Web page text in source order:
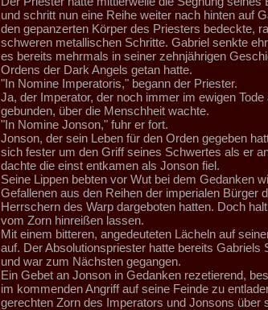
und schritt nun eine Reihe weiter nach hinten auf
den gepanzerten Körper des Priesters bedeckte,
schweren metallischen Schritte. Gabriel senkte
es bereits mehrmals in seiner zehnjährigen
Ordens der Dark Angels getan hatte.
"In Nomine Imperatoris," begann der Priester.
Ja, der Imperator, der noch immer im ewigen Tode
gebunden, über die Menschheit wachte.
"In Nomine Jonson," fuhr er fort.
Jonson, der sein Leben für den Orden gegeben
sich fester um den Griff seines Schwertes als er
dachte die einst entkamen als Jonson fiel.
Seine Lippen bebten vor Wut bei dem Gedanken
Gefallenen aus den Reihen der imperialen Bürger
Herrschern des Warp dargeboten hatten. Doch
vom Zorn hinreißen lassen.
Mit einem bitteren, angedeuteten Lächeln auf
auf. Der Absolutionspriester hatte bereits Gabriels
und war zum Nächsten gegangen.
Ein Gebet an Jonson in Gedanken rezetierend,
im kommenden Angriff auf seine Feinde zu
gerechten Zorn des Imperators und Jonsons über